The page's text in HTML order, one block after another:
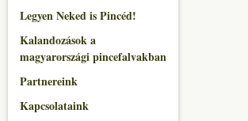
Legyen Neked is Pincéd!
Kalandozások a
magyarországi pincefalvakban
Partnereink
Kapcsolataink